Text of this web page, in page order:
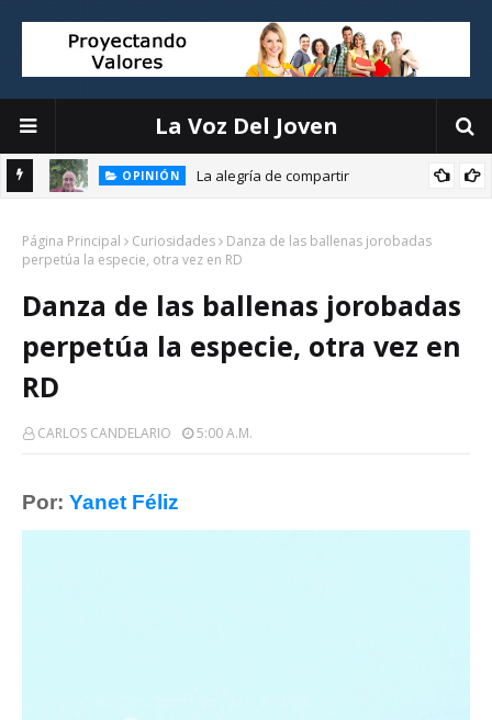
La Voz Del Joven
OPINIÓN La alegría de compartir
El liderazgo directivo: la clave para transformar la educación
Página Principal Curiosidades
Danza de las ballenas jorobadas
perpetúa la especie, otra vez en RD
Danza de las ballenas jorobadas
perpetúa la especie, otra vez en
RD
CARLOS CANDELARIO 5:00 A.m.
Por: Yanet Féliz